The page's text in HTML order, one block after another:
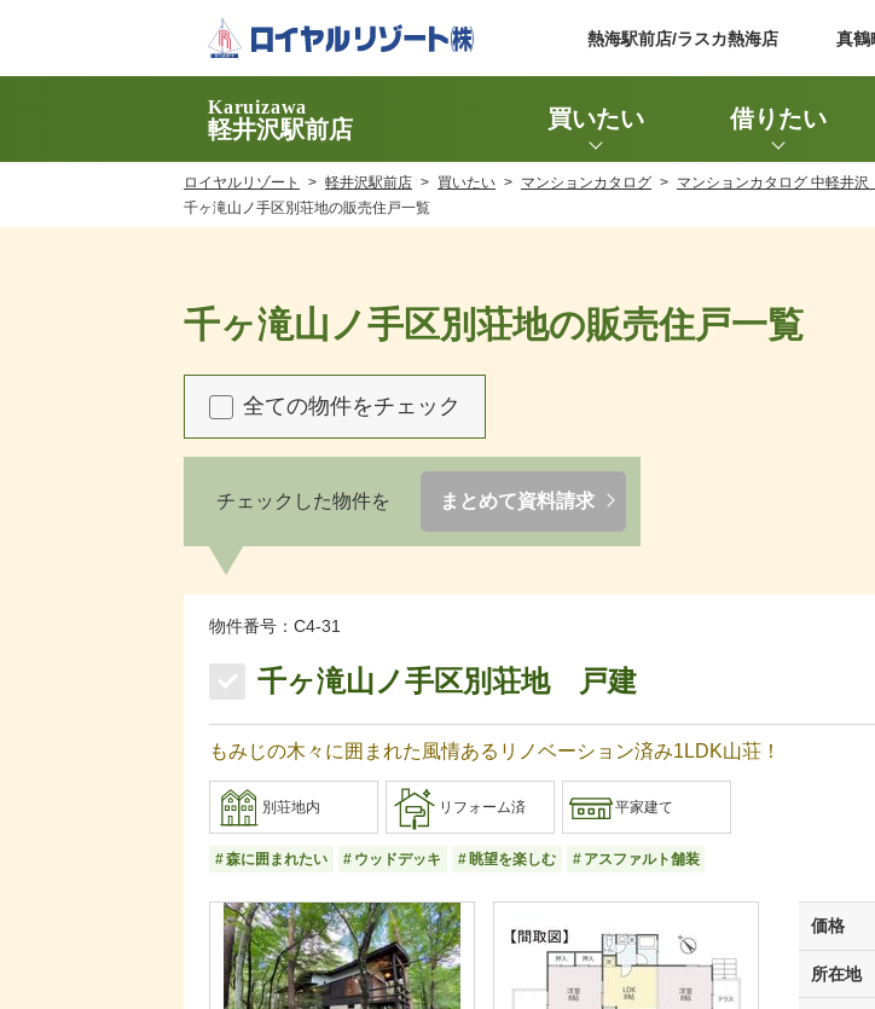
熱海駅前店/ラスカ熱海店 真鶴
Karuizawa
軽井沢駅前店 買いたい 借りたい
ロイヤルリゾート 軽井沢駅前店 買いたい マンションカタログ マンションカタログ 中軽井沢
千ヶ滝山ノ手区別荘地の販売住戸一覧
千ヶ滝山ノ手区別荘地の販売住戸一覧
全ての物件をチェック
チェックした物件を まとめて資料請求
物件番号：C4-31
千ヶ滝山ノ手区別荘地 戸建
もみじの木々に囲まれた風情あるリノベーション済み1LDK山荘！
別荘地内 リフォーム済 平家建て
森に囲まれたい ウッドデッキ 眺望を楽しむ アスファルト舗装
価格
所在地